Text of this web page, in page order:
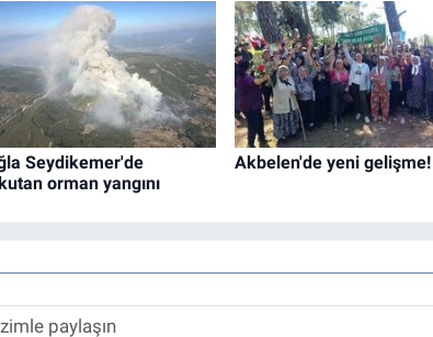
Seydikemer'de
orman yangını
Akbelen'de yeni gelişme!